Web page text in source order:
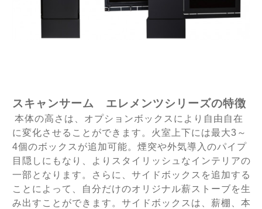
スキャンサーム エレメンツシリーズの特徴
本体の高さは、オプションボックスにより自由自在
に変化させることができます。
火室上下には最大3～
4個のボックスが追加可能。 煙突や外気導入のパイプ
目隠しにもなり、よりスタイリッシュなインテリアの
一部となります。
さ らに、サイドボックスを追加する
ことによって、自分だけのオリジナル薪ストーブを生
み出すことができます。 サイドボックスは、薪棚、本